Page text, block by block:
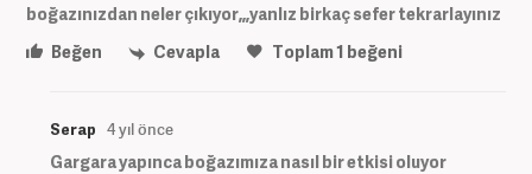
boğazınızdan neler çıkıyor,,,yanlız birkaç sefer tekrarlayınız
Beğen
Cevapla Toplam1 beğeni
Serap 4 yıl önce
Gargara yapınca boğazımıza nasıl bir etkisi oluyor